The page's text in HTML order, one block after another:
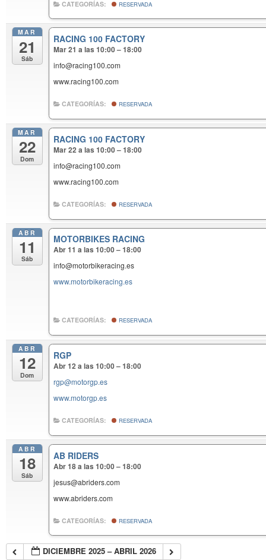
CATEGORÍAS: RESERVADA
MAR
21
Sáb
RACING 100 FACTORY
Mar 21 a las 10:00 – 18:00
info@racing100.com
www.racing100.com
CATEGORÍAS: RESERVADA
MAR
22
Dom
RACING 100 FACTORY
Mar 22 a las 10:00 – 18:00
info@racing100.com
www.racing100.com
CATEGORÍAS: RESERVADA
ABR
11
Sáb
MOTORBIKES RACING
Abr 11 a las 10:00 – 18:00
info@motorbikeracing.es
www.motorbikeracing.es
CATEGORÍAS: RESERVADA
ABR
12
Dom
RGP
Abr 12 a las 10:00 – 18:00
rgp@motorgp.es
www.motorgp.es
CATEGORÍAS: RESERVADA
ABR
18
Sáb
AB RIDERS
Abr 18 a las 10:00 – 18:00
jesus@abriders.com
www.abriders.com
CATEGORÍAS: RESERVADA
DICIEMBRE 2025 – ABRIL 2026